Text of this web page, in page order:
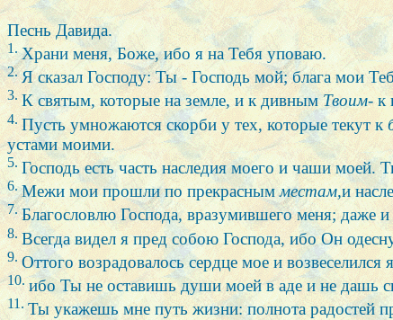
Песнь Давида.
1.Храни меня, Боже, ибо я на Тебя уповаю.
2.Я сказал Господу: Ты - Господь мой; блага мои
3.К святым, которые на земле, и к дивнымТвоим- к
4.Пусть умножаются скорби у тех, которые текут к
устами моими.
5.Господь есть часть наследия моего и чаши
6.Межи мои прошли по прекраснымместам,и
7.Благословлю Господа, вразумившего меня; даже
8.Всегда видел я пред собою Господа, ибо Он
9. Оттого возрадовалось сердце мое и
10.ибо Ты не оставишь души моей в аде и не дашь
11. Ты укажешь мне путь жизни: полнота радостей